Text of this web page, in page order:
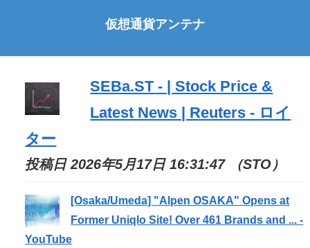
仮想通貨アンテナ
SEBa.ST - | Stock Price &
Latest News | Reuters - ロイ
ター
投稿日 2026年5月17日 16:31:47 （STO）
[Osaka/Umeda] "Alpen OSAKA" Opens at
Former Uniqlo Site! Over 461 Brands and ... -
YouTube